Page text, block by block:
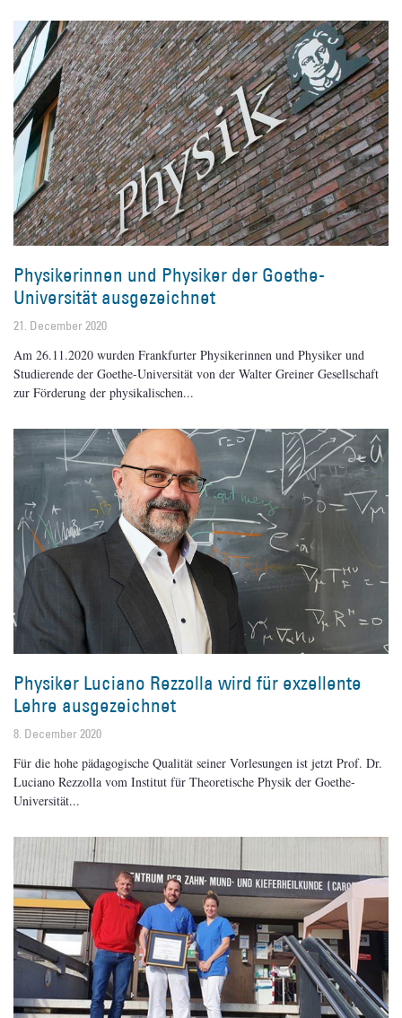
Physikerinnen und Physiker der Goethe-
Universität ausgezeichnet
21. December 2020
Am 26.11.2020 wurden Frankfurter Physikerinnen und Physiker und
Studierende der Goethe-Universität von der Walter Greiner Gesellschaft
zur Förderung der physikalischen
Physiker Luciano Rezzolla wird für exzellente
Lehre ausgezeichnet
8. December 2020
Für die hohe pädagogische Qualität seiner Vorlesungen ist jetzt Prof. Dr.
Luciano Rezzolla vom Institut für Theoretische Physik der Goethe-
Universität